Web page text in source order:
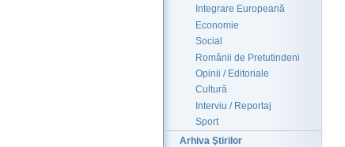
Integrare Europeană
Economie
Social
Românii de Pretutindeni
Opinii / Editoriale
Cultură
Interviu / Reportaj
Sport
Arhiva Ştirilor